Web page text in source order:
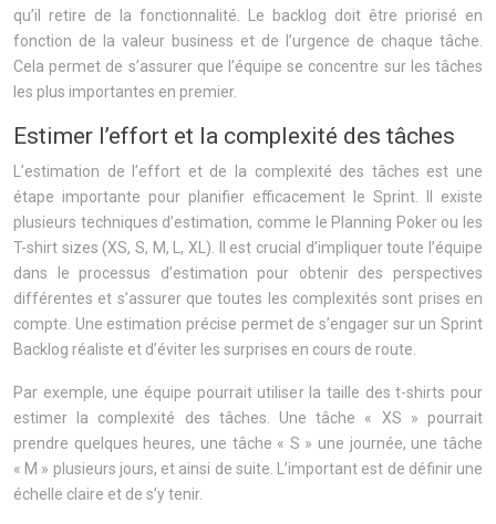
qu’il retire de la fonctionnalité. Le backlog doit être priorisé en
fonction de la valeur business et de l’urgence de chaque tâche.
Cela permet de s’assurer que l’équipe se concentre sur les tâches
les plus importantes en premier.
Estimer l’effort et la complexité des tâches
L’estimation de l’effort et de la complexité des tâches est une
étape importante pour planifier efficacement le Sprint. Il existe
plusieurs techniques d’estimation, comme le Planning Poker ou les
T-shirt sizes (XS, S, M, L, XL). Il est crucial d’impliquer toute l’équipe
dans le processus d’estimation pour obtenir des perspectives
différentes et s’assurer que toutes les complexités sont prises en
compte. Une estimation précise permet de s’engager sur un Sprint
Backlog réaliste et d’éviter les surprises en cours de route.
Par exemple, une équipe pourrait utiliser la taille des t-shirts pour
estimer la complexité des tâches. Une tâche « XS » pourrait
prendre quelques heures, une tâche « S » une journée, une tâche
« M » plusieurs jours, et ainsi de suite. L’important est de définir une
échelle claire et de s’y tenir.